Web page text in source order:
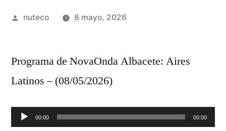
Publicada
nuteco 8 mayo, 2026
Programa de NovaOnda Albacete: Aires
Latinos – (08/05/2026)
Reproductor
00:00 00:00